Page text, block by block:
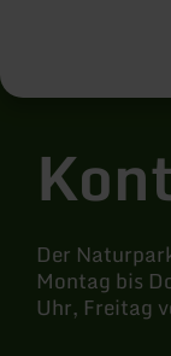
Der
Montag bis
Uhr, Freitag